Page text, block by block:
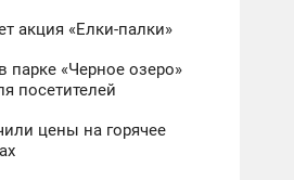
акция «Елки-палки»
парке «Черное озеро»
посетителей
цены на горячее